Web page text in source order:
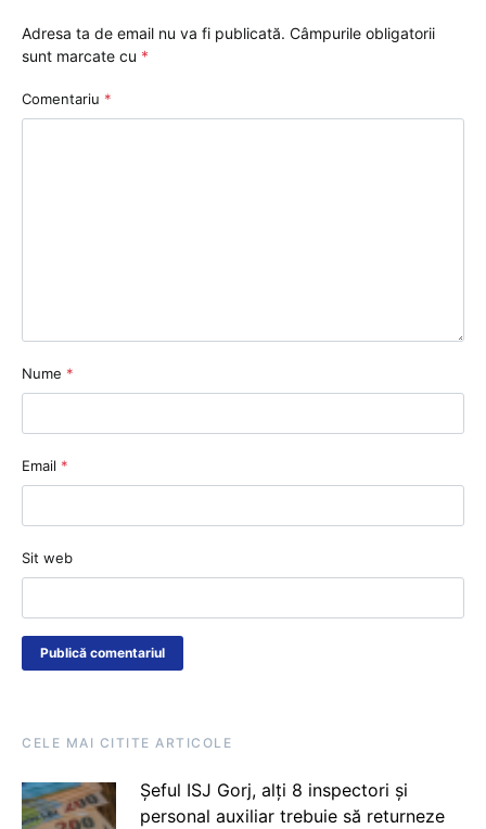
Adresa ta de email nu va fi publicată. Câmpurile obligatorii
sunt marcate cu *
Comentariu *
Nume *
Email *
Sit web
CELE MAI CITITE ARTICOLE
Șeful ISJ Gorj, alți 8 inspectori și
personal auxiliar trebuie să returneze